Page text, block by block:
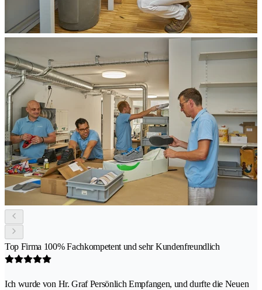
Top Firma 100% Fachkompetent und sehr Kundenfreundlich
Ich wurde von Hr. Graf Persönlich Empfangen, und durfte die Neuen